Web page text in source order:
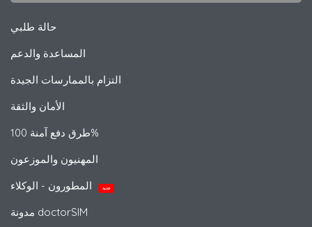
حالة طلبي
المساعدة والدعم
التزام بالممارسات الجيدة
الأمان والثقة
طرق دفع آمنة 100%
المهنيون والموزعون
جديد
مدونة doctorSIM